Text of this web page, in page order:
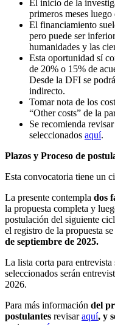
El inicio de la
primeros meses
El financiamiento
pero puede ser
humanidades y las
Esta oportunidad sí
de 20% o 15% de
Desde la DFI se
indirecto.
Tomar nota de los
“Other costs” de la
Se recomienda
seleccionados aquí.
Plazos y Proceso de
Esta convocatoria tiene un
La presente contempla dos
la propuesta completa y
postulación del siguiente
el registro de la propuesta se
de septiembre de 2025.
La lista corta para
seleccionados serán
2026.
Para más información del
postulantes revisaraquí, y